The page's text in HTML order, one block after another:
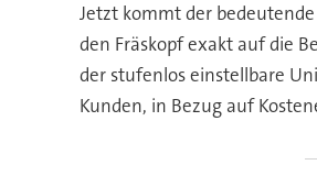
Jetzt kommt der
den Fräskopf exakt auf die
der stufenlos einstellbare
Kunden, in Bezug auf